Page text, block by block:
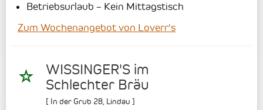
Betriebsurlaub – Kein Mittagstisch
Zum Wochenangebot von Loverr's
WISSINGER'S im
Schlechter Bräu
[ In der Grub 28, Lindau ]